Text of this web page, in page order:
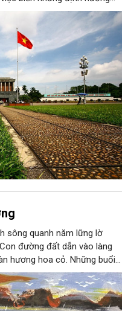
NQ/TW của Bộ Chính trị
của mỗi người dân.
sông quanh năm lững lờ
đường đất dẫn vào làng
hương hoa cỏ. Những buổi
phía cuối sông, đám hoa tím
một lớp khói.